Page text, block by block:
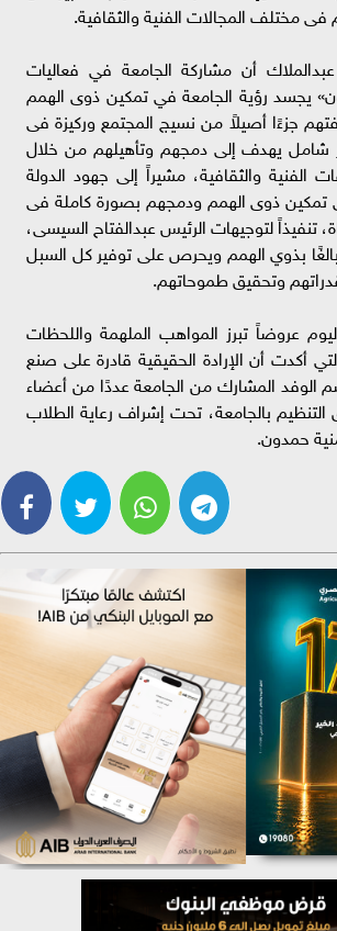
فى مختلف المجالات الفنية والثقافية.
أن مشاركة الجامعة في فعاليات
يجسد رؤية الجامعة في تمكين ذوى الهمم
جزءًا أصيلاً من نسيج المجتمع وركيزة فى
شامل يهدف إلى دمجهم وتأهيلهم من خلال
الفنية والثقافية، مشيراً إلى جهود الدولة
تمكين ذوى الهمم ودمجهم بصورة كاملة فى
تنفيذاً لتوجيهات الرئيس عبدالفتاح السيسى،
بذوي الهمم ويحرص على توفير كل السبل
قدراتهم وتحقيق طموحاتهم.
عروضاً تبرز المواهب الملهمة واللحظات
التي أكدت أن الإرادة الحقيقية قادرة على صنع
الوفد المشارك من الجامعة عددًا من أعضاء
التنظيم بالجامعة، تحت إشراف رعاية الطلاب
حمدون.